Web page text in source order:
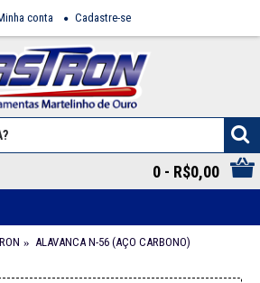
conta Cadastre-se
0 - R$0,00
ALAVANCA N-56 (AÇO CARBONO)